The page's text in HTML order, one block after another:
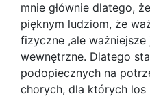
mnie głównie dlatego,
pięknym ludziom, że
fizyczne ,ale ważniejsze
wewnętrzne. Dlatego
podopiecznych na
chorych, dla których los